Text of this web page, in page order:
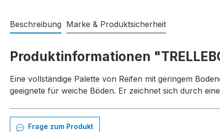
Beschreibung Marke & Produktsicherheit
Produktinformationen
Eine vollständige Palette von Reifen mit geringem
geeignete für weiche Böden. Er zeichnet sich durch
Frage zum Produkt